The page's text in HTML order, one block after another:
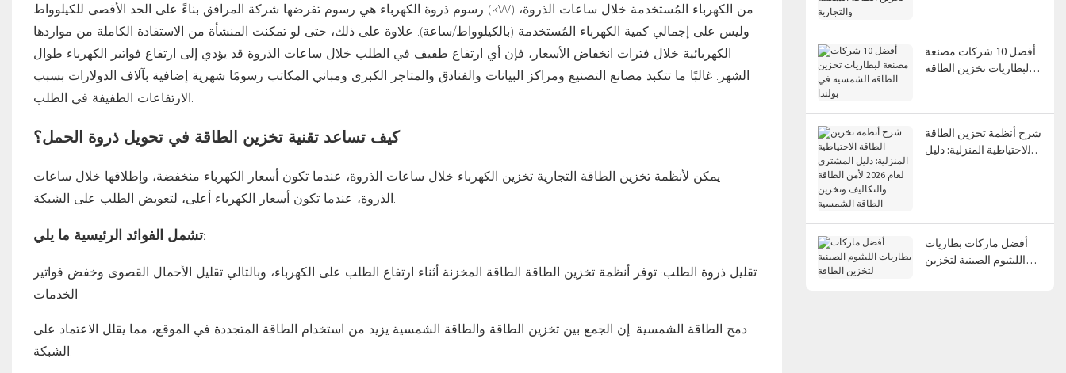
رسوم ذروة الكهرباء هي رسوم تفرضها شركة المرافق بناءً على الحد الأقصى للكيلوواط (kW) من الكهرباء المُستخدمة خلال ساعات الذروة،
وليس على إجمالي كمية الكهرباء المُستخدمة (بالكيلوواط/ساعة). علاوة على ذلك، حتى لو تمكنت المنشأة من الاستفادة الكاملة من مواردها
الكهربائية خلال فترات انخفاض الأسعار، فإن أي ارتفاع طفيف في الطلب خلال ساعات الذروة قد يؤدي إلى ارتفاع فواتير الكهرباء طوال
الشهر. غالبًا ما تتكبد مصانع التصنيع ومراكز البيانات والفنادق والمتاجر الكبرى ومباني المكاتب رسومًا شهرية إضافية بآلاف الدولارات بسبب
كيف تساعد تقنية تخزين الطاقة في تحويل ذروة الحمل؟
يمكن لأنظمة تخزين الطاقة التجارية تخزين الكهرباء خلال ساعات الذروة، عندما تكون أسعار الكهرباء منخفضة، وإطلاقها خلال ساعات
تشمل الفوائد الرئيسية ما يلي:
تقليل ذروة الطلب: توفر أنظمة تخزين الطاقة الطاقة المخزنة أثناء ارتفاع الطلب على الكهرباء، وبالتالي تقليل الأحمال القصوى وخفض فواتير
دمج الطاقة الشمسية: إن الجمع بين تخزين الطاقة والطاقة الشمسية يزيد من استخدام الطاقة المتجددة في الموقع، مما يقلل الاعتماد على
أفضل 10 شركات مصنعة
لبطاريات تخزين الطاقة
شرح أنظمة تخزين الطاقة
الاحتياطية المنزلية: دليل
أفضل ماركات بطاريات
الليثيوم الصينية لتخزين